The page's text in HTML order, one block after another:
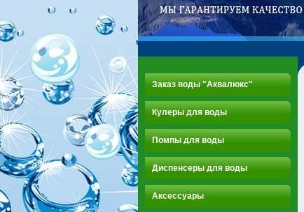
Заказ воды "Аквалюкс"
Кулеры для воды
Помпы для воды
Диспенсеры для воды
Аксессуары